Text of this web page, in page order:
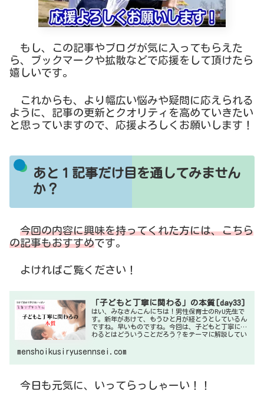
もし、この記事やブログが気に入ってもらえた
ら、ブックマークや拡散などで応援をして頂けたら
嬉しいです。
これからも、より幅広い悩みや疑問に応えられる
ように、記事の更新とクオリティを高めていきたい
と思っていますので、応援よろしくお願いします！
あと１記事だけ目を通してみません
か？
今回の内容に興味を持ってくれた方には、こちら
の記事もおすすめです。
よければご覧ください！
「子どもと丁寧に関わる」の本質[day33]
はい、みなさんこんにちは！男性保育士のRyU先生で
す。新年があけて、もうひと月が経とうとしているん
ですね。早いものですね。今回は、子どもと丁寧に関
わるとはどういうことだろう？をテーマに解説してい
menshoikusiryusennsei.com
今日も元気に、いってらっしゃーい！！